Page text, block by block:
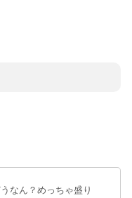
なん？めっちゃ盛り